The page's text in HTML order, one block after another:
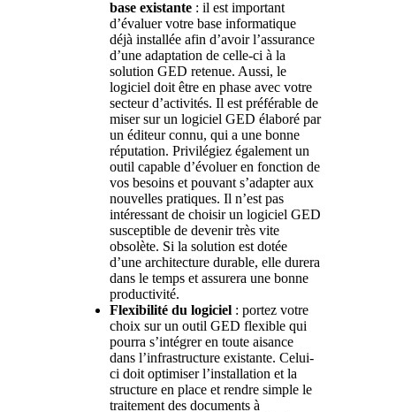
base existante: il est important
d’évaluer votre base informatique
déjà installée afin d’avoir l’assurance
d’une adaptation de celle-ci à la
solution GED retenue. Aussi, le
logiciel doit être en phase avec votre
secteur d’activités. Il est préférable de
miser sur un logiciel GED élaboré par
un éditeur connu, qui a une bonne
réputation. Privilégiez également un
outil capable d’évoluer en fonction de
vos besoins et pouvant s’adapter aux
nouvelles pratiques. Il n’est pas
intéressant de choisir un logiciel GED
susceptible de devenir très vite
obsolète. Si la solution est dotée
d’une architecture durable, elle durera
dans le temps et assurera une bonne
productivité.
Flexibilité du logiciel: portez votre
choix sur un outil GED flexible qui
pourra s’intégrer en toute aisance
dans l’infrastructure existante. Celui-
ci doit optimiser l’installation et la
structure en place et rendre simple le
traitement des documents à